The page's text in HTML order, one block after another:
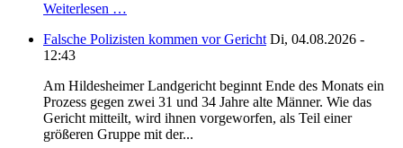
Weiterlesen …
Falsche Polizisten kommen vor Gericht Di, 04.08.2026 -
12:43
Am Hildesheimer Landgericht beginnt Ende des Monats ein
Prozess gegen zwei 31 und 34 Jahre alte Männer. Wie das
Gericht mitteilt, wird ihnen vorgeworfen, als Teil einer
größeren Gruppe mit der...